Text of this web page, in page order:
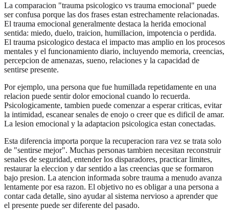
La comparacion "trauma psicologico vs trauma emocional" puede
ser confusa porque las dos frases estan estrechamente relacionadas.
El trauma emocional generalmente destaca la herida emocional
sentida: miedo, duelo, traicion, humillacion, impotencia o perdida.
El trauma psicologico destaca el impacto mas amplio en los procesos
mentales y el funcionamiento diario, incluyendo memoria, creencias,
percepcion de amenazas, sueno, relaciones y la capacidad de
sentirse presente.
Por ejemplo, una persona que fue humillada repetidamente en una
relacion puede sentir dolor emocional cuando lo recuerda.
Psicologicamente, tambien puede comenzar a esperar criticas, evitar
la intimidad, escanear senales de enojo o creer que es dificil de amar.
La lesion emocional y la adaptacion psicologica estan conectadas.
Esta diferencia importa porque la recuperacion rara vez se trata solo
de "sentirse mejor". Muchas personas tambien necesitan reconstruir
senales de seguridad, entender los disparadores, practicar limites,
restaurar la eleccion y dar sentido a las creencias que se formaron
bajo presion. La atencion informada sobre trauma a menudo avanza
lentamente por esa razon. El objetivo no es obligar a una persona a
contar cada detalle, sino ayudar al sistema nervioso a aprender que
el presente puede ser diferente del pasado.